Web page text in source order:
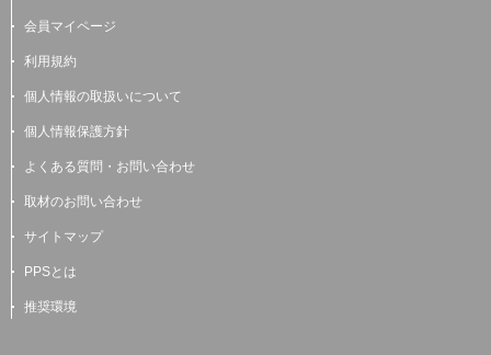
会員マイページ
利用規約
個人情報の取扱いについて
個人情報保護方針
よくある質問・お問い合わせ
取材のお問い合わせ
サイトマップ
PPSとは
推奨環境